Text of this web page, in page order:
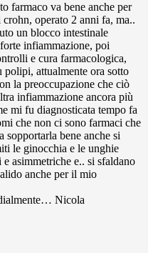
farmaco va bene anche per
operato 2 anni fa, ma..
un blocco intestinale
infiammazione, poi
e cura farmacologica,
polipi, attualmente ora sotto
la preoccupazione che ciò
infiammazione ancora più
mi fu diagnosticata tempo fa
che non ci sono farmaci che
sopportarla bene anche si
le ginocchia e le unghie
asimmetriche e.. si sfaldano
anche per il mio
Nicola